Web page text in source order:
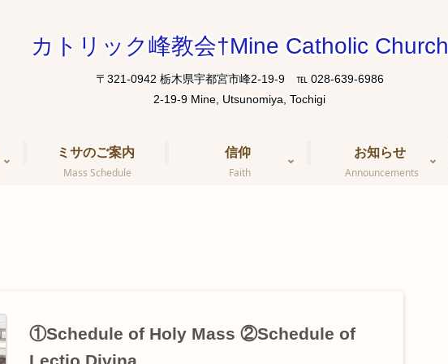
カトリック峰教会†Mine Catholic Church
〒321-0942 栃木県宇都宮市峰2-19-9 ℡ 028-639-6986
ミサのご案内
Mass Schedule
信仰
Faith
お知らせ
Announcements
①Schedule of Holy Mass ②Schedule of
Lectio Divina